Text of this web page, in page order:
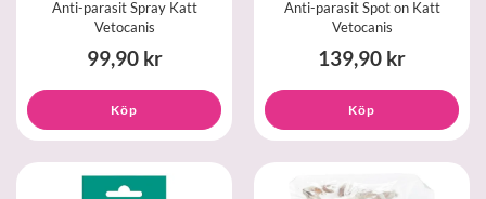
Anti-parasit Spray Katt
Vetocanis
99,90 kr
Köp
Anti-parasit Spot on Katt
Vetocanis
139,90 kr
Köp